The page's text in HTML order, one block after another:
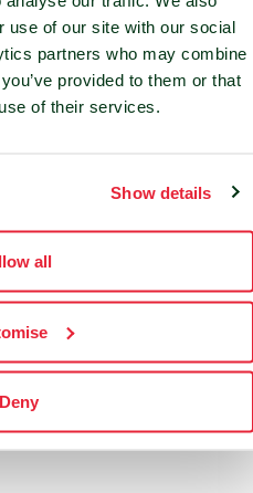
use of our site with our social
partners who may combine
provided to them or that
of their services.
Show details
all
Deny